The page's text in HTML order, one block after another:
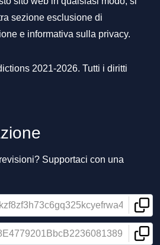
sezione esclusione di
e informativa sulla privacy.
2021-2026. Tutti i diritti
Supportaci con una